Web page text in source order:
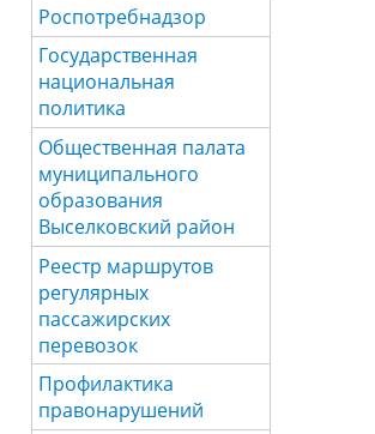
Роспотребнадзор
Государственная
национальная
политика
Общественная палата
муниципального
образования
Выселковский район
Реестр маршрутов
регулярных
пассажирских
перевозок
Профилактика
правонарушений